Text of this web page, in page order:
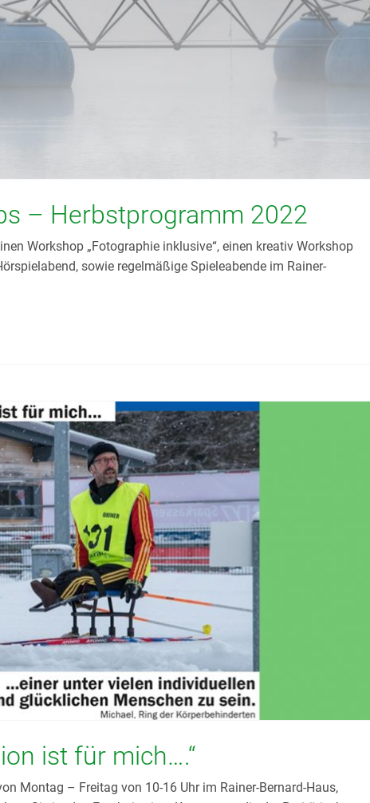
– Herbstprogramm 2022
Workshop „Fotographie inklusive“, einen kreativ Workshop
sowie regelmäßige Spieleabende im Rainer-
ist für mich….“
Montag – Freitag von 10-16 Uhr im Rainer-Bernard-Haus,